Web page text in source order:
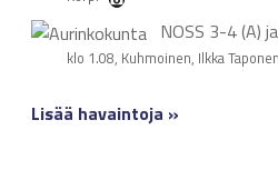
NOSS 3-4 (A)
klo 1.08, Kuhmoinen, Ilkka Taponen
Lisää havaintoja »